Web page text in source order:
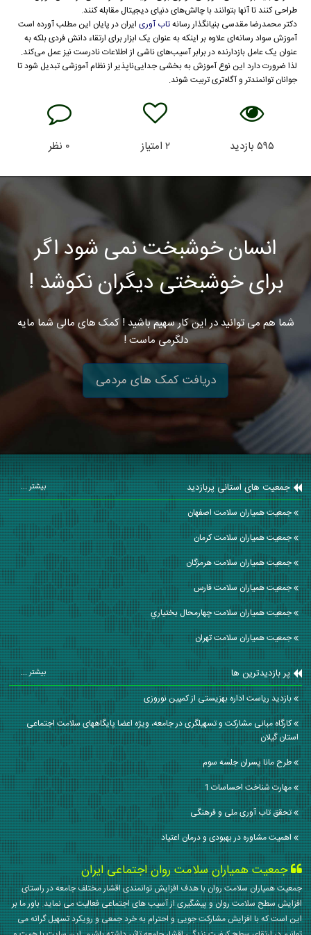
طراحی کنند تا آنها بتوانند با چالش‌های دنیای دیجیتال مقابله کنند.
دکتر محمدرضا مقدسی بنیانگذار رسانهتاب آوری ایران در پایان این مطلب آورده است
آموزش سواد رسانه‌ای علاوه بر اینکه به عنوان یک ابزار برای ارتقاء دانش فردی بلکه به
عنوان یک عامل بازدارنده در برابر آسیب‌های ناشی از اطلاعات نادرست نیز عمل می‌کند.
لذا ضرورت دارد این نوع آموزش به بخشی جدایی‌ناپذیر از نظام آموزشی تبدیل شود تا
جوانان توانمندتر و آگاه‌تری تربیت شوند.
۵۹۵ بازدید ۲ امتیاز ۰ نظر
انسان خوشبخت نمی شود اگر
برای خوشبختی دیگران نکوشد !
شما هم می توانید در این کار سهیم باشید ! کمک های مالی شما مایه
دلگرمی ماست !
دریافت کمک های مردمی
جمعیت های استانی پربازدید بیشتر ...
جمعیت همیاران سلامت اصفهان
جمعیت همیاران سلامت كرمان
جمعیت همیاران سلامت هرمزگان
جمعیت همیاران سلامت فارس
جمعیت همیاران سلامت چهارمحال بختياري
جمعیت همیاران سلامت تهران
پر بازدیدترین ها بیشتر ...
بازدید ریاست اداره بهزیستی از کمپین نوروزی
کارگاه مبانی مشارکت و تسهیلگری در جامعه، ویژه اعضا پایگاههای سلامت اجتماعی
استان گیلان
طرح مانا پسران جلسه سوم
مهارت شناخت احساسات 1
تحقق تاب آوری ملی و فرهنگی
اهمیت مشاوره در بهبودی و درمان اعتیاد
جمعیت همیاران سلامت روان اجتماعی ایران
جمعیت همیاران سلامت روان با هدف افزایش توانمندی اقشار مختلف جامعه در راستای
افزایش سطح سلامت روان و پیشگیری از آسیب های اجتماعی فعالیت می نماید. باور ما بر
این است که با افزایش مشارکت جویی و احترام به خرد جمعی و رویکرد تسهیل گرانه می